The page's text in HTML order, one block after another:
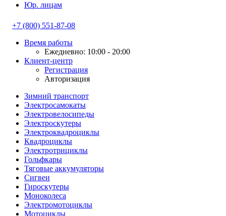
Юр. лицам
+7 (800) 551-87-08
Время работы
Ежедневно: 10:00 - 20:00
Клиент-центр
Регистрация
Авторизация
Зимний транспорт
Электросамокаты
Электровелосипеды
Электроскутеры
Электроквадроциклы
Квадроциклы
Электротрициклы
Гольфкары
Тяговые аккумуляторы
Сигвеи
Гироскутеры
Моноколеса
Электромотоциклы
Мотоциклы